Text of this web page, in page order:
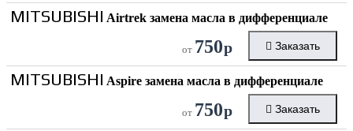
MITSUBISHI Airtrek замена масла в дифференциале
от 750р Заказать
MITSUBISHI Aspire замена масла в дифференциале
от 750р Заказать